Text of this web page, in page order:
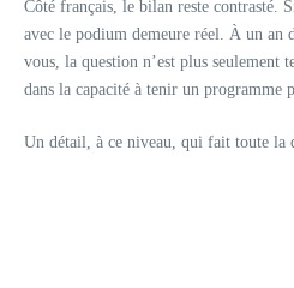
Côté français, le bilan reste contrasté.
avec le podium demeure réel. À un an
vous, la question n’est plus seulement
dans la capacité à tenir un programme
Un détail, à ce niveau, qui fait toute la